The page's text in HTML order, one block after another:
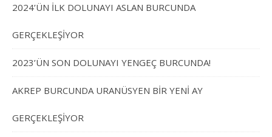
2024’ÜN İLK DOLUNAYI ASLAN BURCUNDA
GERÇEKLEŞİYOR
2023’ÜN SON DOLUNAYI YENGEÇ BURCUNDA!
AKREP BURCUNDA URANÜSYEN BİR YENİ AY
GERÇEKLEŞİYOR